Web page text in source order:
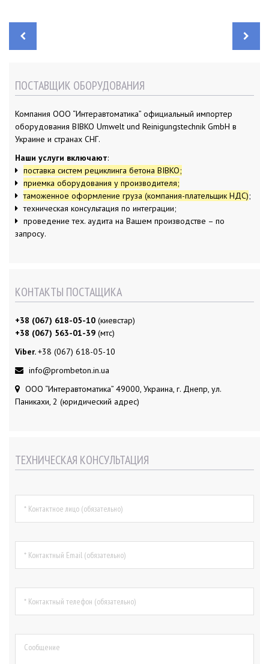
а
ПОСТАВЩИК ОБОРУДОВАНИЯ
Компания ООО “Интеравтоматика” официальный импортер
оборудования BIBKO Umwelt und Reinigungstechnik GmbH в
Украине и странах СНГ.
Наши услуги включают:
поставка систем рециклинга бетона BIBKO;
приемка оборудования у производителя;
таможенное оформление груза (компания-плательщик НДС);
техническая консультация по интеграции;
проведение тех. аудита на Вашем производстве – по
запросу.
КОНТАКТЫ ПОСТАЩИКА
+38 (067) 618-05-10 (киевстар)
+38 (067) 563-01-39 (мтс)
Viber.+38 (067) 618-05-10
info@prombeton.in.ua
ООО “Интеравтоматика” 49000, Украина, г. Днепр, ул.
Паникахи, 2 (юридический адрес)
ТЕХНИЧЕСКАЯ КОНСУЛЬТАЦИЯ